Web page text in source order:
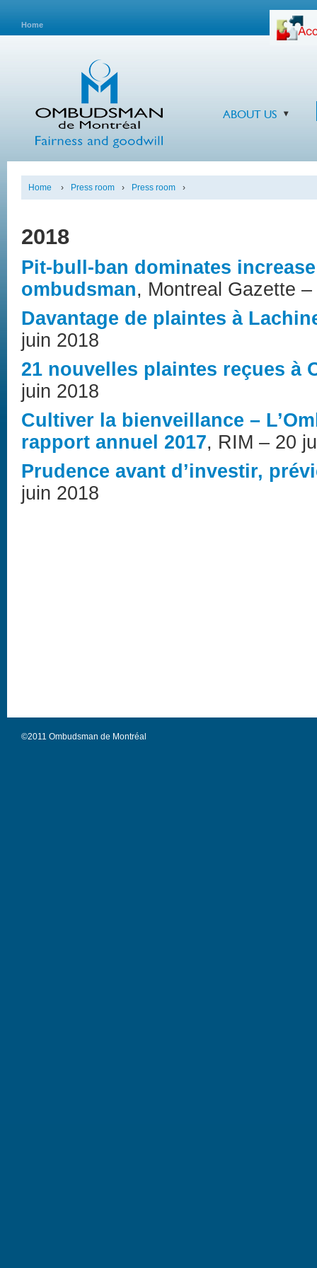
Home
ABOUT US
Home › Press room › Press room ›
2018
Pit-bull-ban dominates
ombudsman, Montreal Gazette
Davantage de plaintes à
juin 2018
21 nouvelles plaintes reçues à
juin 2018
Cultiver la bienveillance –
rapport annuel 2017, RIM – 20
Prudence avant d’investir,
juin 2018
©2011 Ombudsman de Montréal